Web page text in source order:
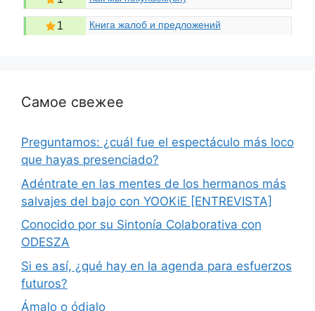
1 Книга жалоб и предложений
Самое свежее
Preguntamos: ¿cuál fue el espectáculo más loco
que hayas presenciado?
Adéntrate en las mentes de los hermanos más
salvajes del bajo con YOOKiE [ENTREVISTA]
Conocido por su Sintonía Colaborativa con
ODESZA
Si es así, ¿qué hay en la agenda para esfuerzos
futuros?
Ámalo o ódialo